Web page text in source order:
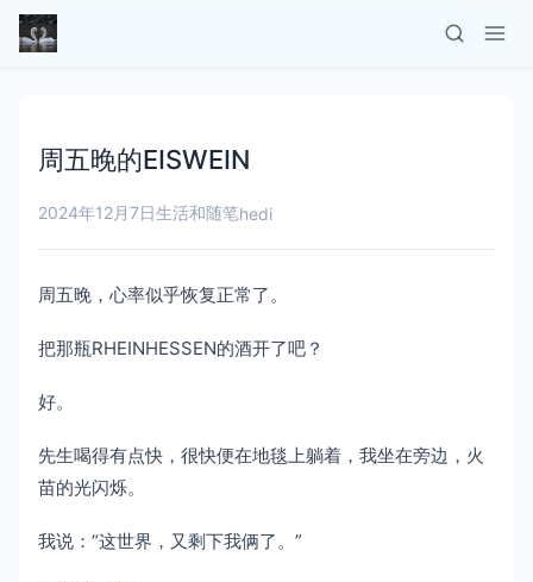
周五晚的EISWEIN
2024年12月7日生活和随笔hedi
周五晚，心率似乎恢复正常了。
把那瓶RHEINHESSEN的酒开了吧？
好。
先生喝得有点快，很快便在地毯上躺着，我坐在旁边，火
苗的光闪烁。
我说：“这世界，又剩下我俩了。”